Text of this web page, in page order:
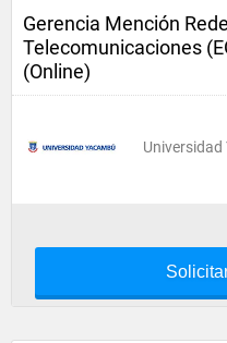
Gerencia Mención
Telecomunicaciones
(Online)
Universidad